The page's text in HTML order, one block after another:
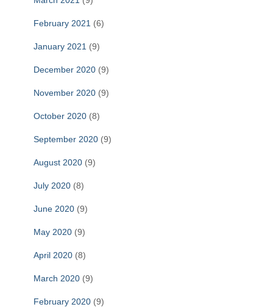
February 2021 (6)
January 2021 (9)
December 2020 (9)
November 2020 (9)
October 2020 (8)
September 2020 (9)
August 2020 (9)
July 2020 (8)
June 2020 (9)
May 2020 (9)
April 2020 (8)
March 2020 (9)
February 2020 (9)